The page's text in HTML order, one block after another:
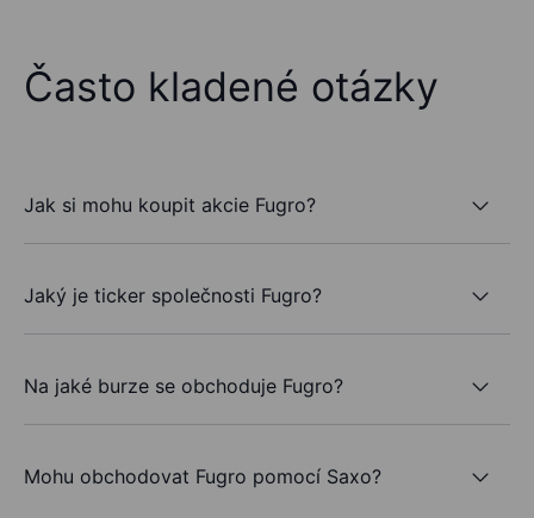
Často kladené otázky
Jak si mohu koupit akcie Fugro?
Jaký je ticker společnosti Fugro?
Na jaké burze se obchoduje Fugro?
Mohu obchodovat Fugro pomocí Saxo?